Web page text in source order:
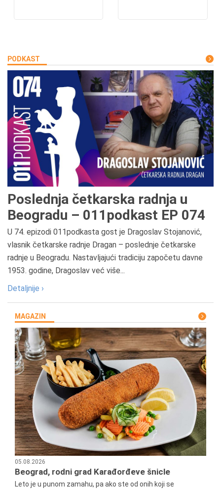
PODKAST
Poslednja četkarska radnja u
Beogradu – 011podkast EP 074
U 74. epizodi 011podkasta gost je Dragoslav Stojanović,
vlasnik četkarske radnje Dragan – poslednje četkarske
radnje u Beogradu. Nastavljajući tradiciju započetu davne
1953. godine, Dragoslav već više...
Detaljnije ›
MAGAZIN
05.08.2026
Beograd, rodni grad Karađorđeve šnicle
Leto je u punom zamahu, pa ako ste od onih koji se